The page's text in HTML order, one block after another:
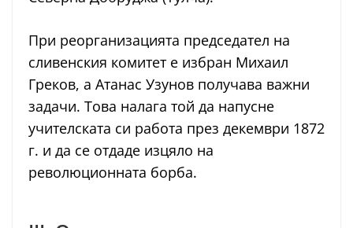
При реорганизацията председател на
сливенския комитет е избран Михаил
Греков, а Атанас Узунов получава важни
задачи. Това налага той да напусне
учителската си работа през декември 1872
г. и да се отдаде изцяло на
революционната борба.